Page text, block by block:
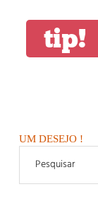
tip!
UM DESEJO !